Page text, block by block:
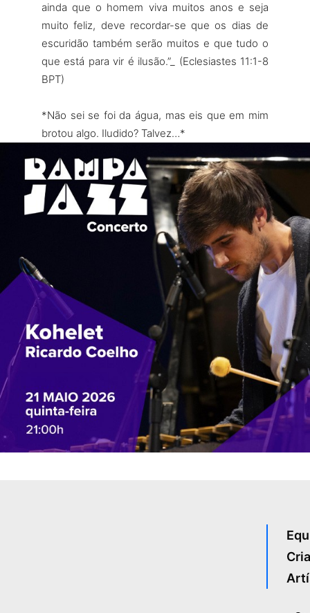
ainda que o homem viva muitos anos e seja
muito feliz, deve recordar-se que os dias de
escuridão também serão muitos e que tudo o
que está para vir é ilusão.”_ (Eclesiastes 11:1-8
BPT)
*Não sei se foi da água, mas eis que em mim
brotou algo. Iludido? Talvez…*